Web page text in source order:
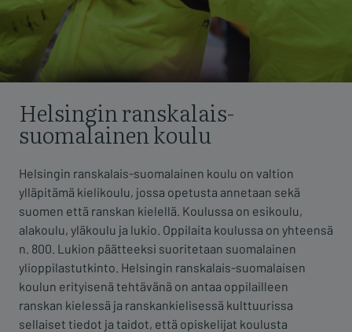
Helsingin ranskalais-
suomalainen koulu
Helsingin ranskalais-suomalainen koulu on valtion
ylläpitämä kielikoulu, jossa opetusta annetaan sekä
suomen että ranskan kielellä. Koulussa on esikoulu,
alakoulu, yläkoulu ja lukio. Oppilaita koulussa on yhteensä
n. 800. Lukion päätteeksi suoritetaan suomalainen
ylioppilastutkinto. Helsingin ranskalais-suomalaisen
koulun erityisenä tehtävänä on antaa oppilailleen
ranskan kielessä ja ranskankielisessä kulttuurissa
sellaiset tiedot ja taidot, että opiskelijat koulusta